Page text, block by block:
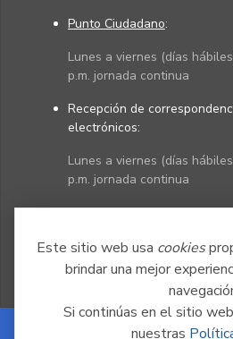
Este sitio web usa cookies
brindar una mejor
Si continúas en el sitio
nuestras
Punto Ciudadano:
Lunes a viernes (días
p.m. jornada continua
Recepción de
electrónicos:
Lunes a viernes (días
p.m. jornada continua